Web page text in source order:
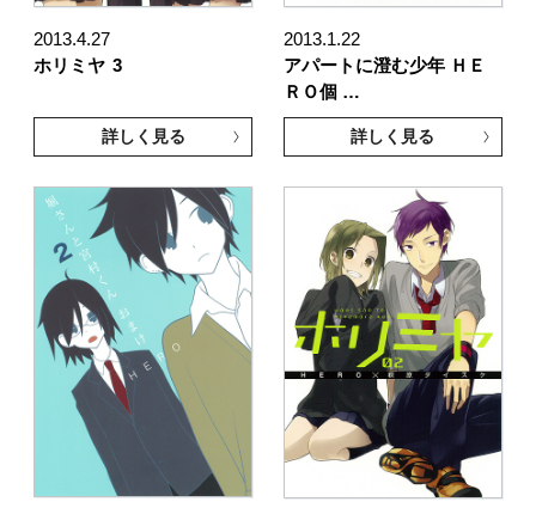
2013.4.27
ホリミヤ 3
詳しく見る
2013.1.22
アパートに澄む少年 ＨＥ
ＲＯ個 …
詳しく見る